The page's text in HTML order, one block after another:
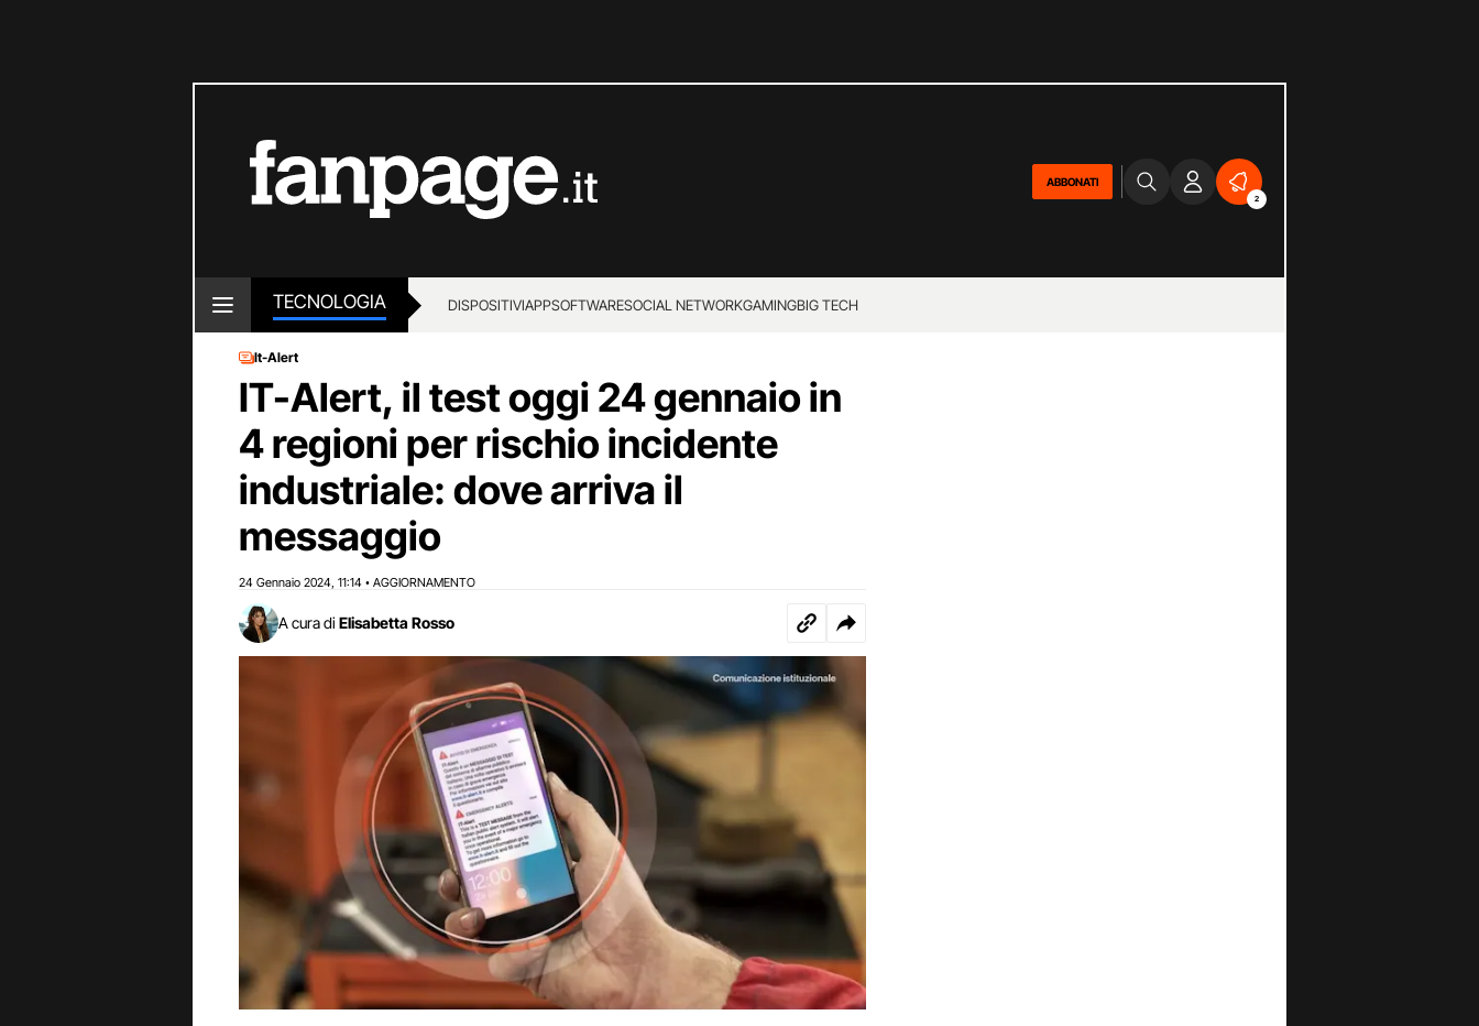
ABBONATI
2
TECNOLOGIA DISPOSITIVIAPPSOFTWARESOCIAL NETWORKGAMINGBIG TECH
It-Alert
IT-Alert, il test oggi 24 gennaio in
4 regioni per rischio incidente
industriale: dove arriva il
messaggio
24 Gennaio 2024 11:14 • AGGIORNAMENTO
A cura di Elisabetta Rosso